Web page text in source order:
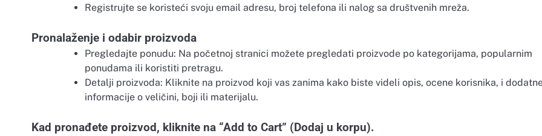
Registrujte se koristeći svoju email adresu, broj telefona ili nalog sa društvenih mreža.
Pronalaženje i odabir proizvoda
Pregledajte ponudu: Na početnoj stranici možete pregledati proizvode po kategorijama, popularnim
ponudama ili koristiti pretragu.
Detalji proizvoda: Kliknite na proizvod koji vas zanima kako biste videli opis, ocene korisnika, i
informacije o veličini, boji ili materijalu.
Kad pronađete proizvod, kliknite na “Add to Cart” (Dodaj u korpu).